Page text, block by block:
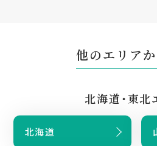
他のエリア
北海道・東北
北海道